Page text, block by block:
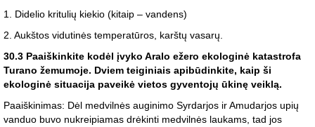
1. Didelio kritulių kiekio (kitaip – vandens)
2. Aukštos vidutinės temperatūros, karštų vasarų.
30.3 Paaiškinkite kodėl įvyko Aralo ežero ekologinė katastrofa
Turano žemumoje. Dviem teiginiais apibūdinkite, kaip ši
ekologinė situacija paveikė vietos gyventojų ūkinę veiklą.
Paaiškinimas: Dėl medvilnės auginimo Syrdarjos ir Amudarjos upių
vanduo buvo nukreipiamas drėkinti medvilnės laukams, tad jos